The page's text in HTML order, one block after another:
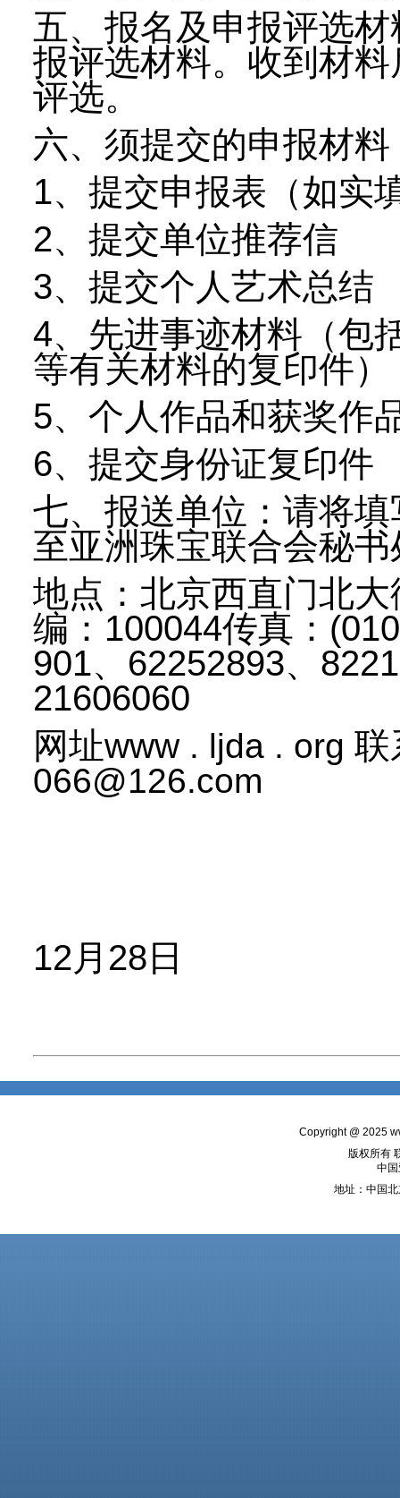
五、报名及申报评选
报评选材料。收到材
评选。
六、须提交的申报材料
1、提交申报表（如实
2、提交单位推荐信
3、提交个人艺术总结
4、先进事迹材料（包
等有关材料的复印件）
5、个人作品和获奖作
6、提交身份证复印件
七、报送单位：请将
至亚洲珠宝联合会秘
地点：北京西直门北
编：100044传真：
901、62252893、
21606060
网址www . ljda . org 联
066@126.com
12月28日
Copyright @ 2025
版权所有
中
地址：中国